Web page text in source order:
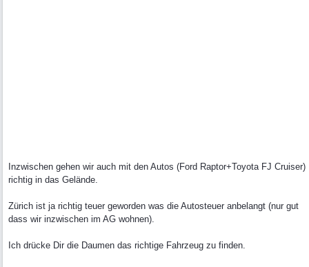
Inzwischen gehen wir auch mit den Autos (Ford Raptor+Toyota FJ Cruiser)
richtig in das Gelände.
Zürich ist ja richtig teuer geworden was die Autosteuer anbelangt (nur gut
dass wir inzwischen im AG wohnen).
Ich drücke Dir die Daumen das richtige Fahrzeug zu finden.